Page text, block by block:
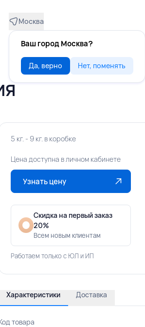
Москва
Ваш город Москва?
Да, верно Нет, поменять
5 кг. - 9 кг. в коробке
Цена доступна в личном кабинете
Узнать цену
Скидка на первый заказ
20%
Всем новым клиентам
Работаем только с ЮЛ и ИП
Характеристики Доставка
товара